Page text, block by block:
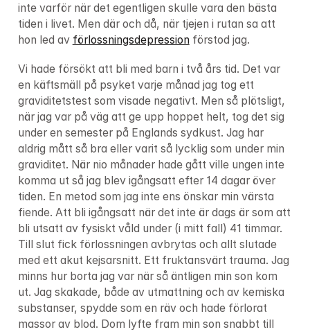
inte varför när det egentligen skulle vara den bästa
tiden i livet. Men där och då, när tjejen i rutan sa att
hon led av förlossningsdepression förstod jag.
Vi hade försökt att bli med barn i två års tid. Det var
en käftsmäll på psyket varje månad jag tog ett
graviditetstest som visade negativt. Men så plötsligt,
när jag var på väg att ge upp hoppet helt, tog det sig
under en semester på Englands sydkust. Jag har
aldrig mått så bra eller varit så lycklig som under min
graviditet. När nio månader hade gått ville ungen inte
komma ut så jag blev igångsatt efter 14 dagar över
tiden. En metod som jag inte ens önskar min värsta
fiende. Att bli igångsatt när det inte är dags är som att
bli utsatt av fysiskt våld under (i mitt fall) 41 timmar.
Till slut fick förlossningen avbrytas och allt slutade
med ett akut kejsarsnitt. Ett fruktansvärt trauma. Jag
minns hur borta jag var när så äntligen min son kom
ut. Jag skakade, både av utmattning och av kemiska
substanser, spydde som en räv och hade förlorat
massor av blod. Dom lyfte fram min son snabbt till